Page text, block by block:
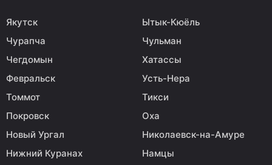
Якутск
Ытык-Кюёль
Чурапча
Чульман
Чегдомын
Хатассы
Февральск
Усть-Нера
Томмот
Тикси
Покровск
Оха
Новый Ургал
Николаевск-на-Амуре
Нижний Куранах
Намцы